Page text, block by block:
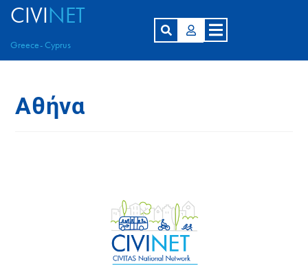
CIVINET
Greece- Cyprus
Αθήνα